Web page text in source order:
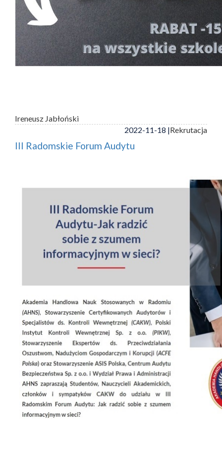
Ireneusz Jabłoński
2022-11-18 |Rekrutacja
III Radomskie Forum Audytu